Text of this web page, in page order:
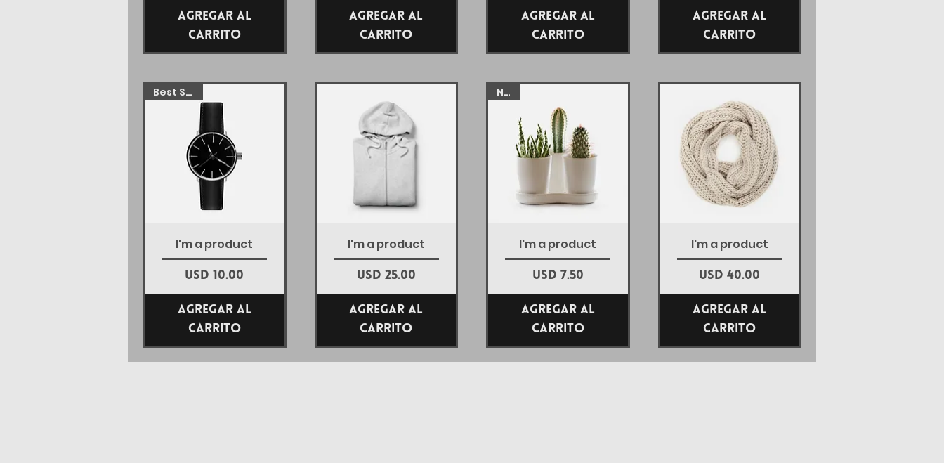
Agregar al
carrito
Agregar al
carrito
Agregar al
carrito
Agregar al
carrito
Vista rápida
Best Seller
I'm a product
Precio
USD 10.00
Agregar al
carrito
Vista rápida
I'm a product
Precio
USD 25.00
Agregar al
carrito
Vista rápida
New
I'm a product
Precio
USD 7.50
Agregar al
carrito
Vista rápida
I'm a product
Precio
USD 40.00
Agregar al
carrito